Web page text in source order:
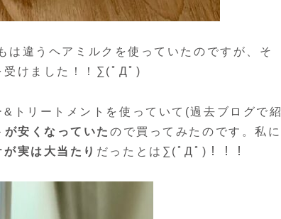
は違うヘアミルクを使っていたのですが、そ
受けました！！∑(ﾟДﾟ)
トリートメントを使っていて(過去ブログで紹
が安くなっていたので買ってみたのです。私に
が実は大当たり だったとは∑(ﾟДﾟ)！！！